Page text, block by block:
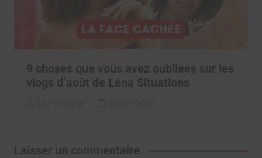
9 choses que vous avez oubliées sur les
vlogs d’août de Léna Situations
Laisser un commentaire